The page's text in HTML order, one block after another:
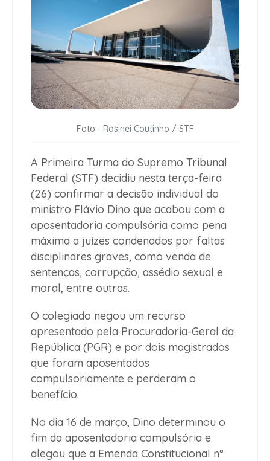
Foto - Rosinei Coutinho / STF
A Primeira Turma do Supremo Tribunal
Federal (STF) decidiu nesta terça-feira
(26) confirmar a decisão individual do
ministro Flávio Dino que acabou com a
aposentadoria compulsória como pena
máxima a juízes condenados por faltas
disciplinares graves, como venda de
sentenças, corrupção, assédio sexual e
moral, entre outras.
O colegiado negou um recurso
apresentado pela Procuradoria-Geral da
República (PGR) e por dois magistrados
que foram aposentados
compulsoriamente e perderam o
benefício.
No dia 16 de março, Dino determinou o
fim da aposentadoria compulsória e
alegou que a Emenda Constitucional n°